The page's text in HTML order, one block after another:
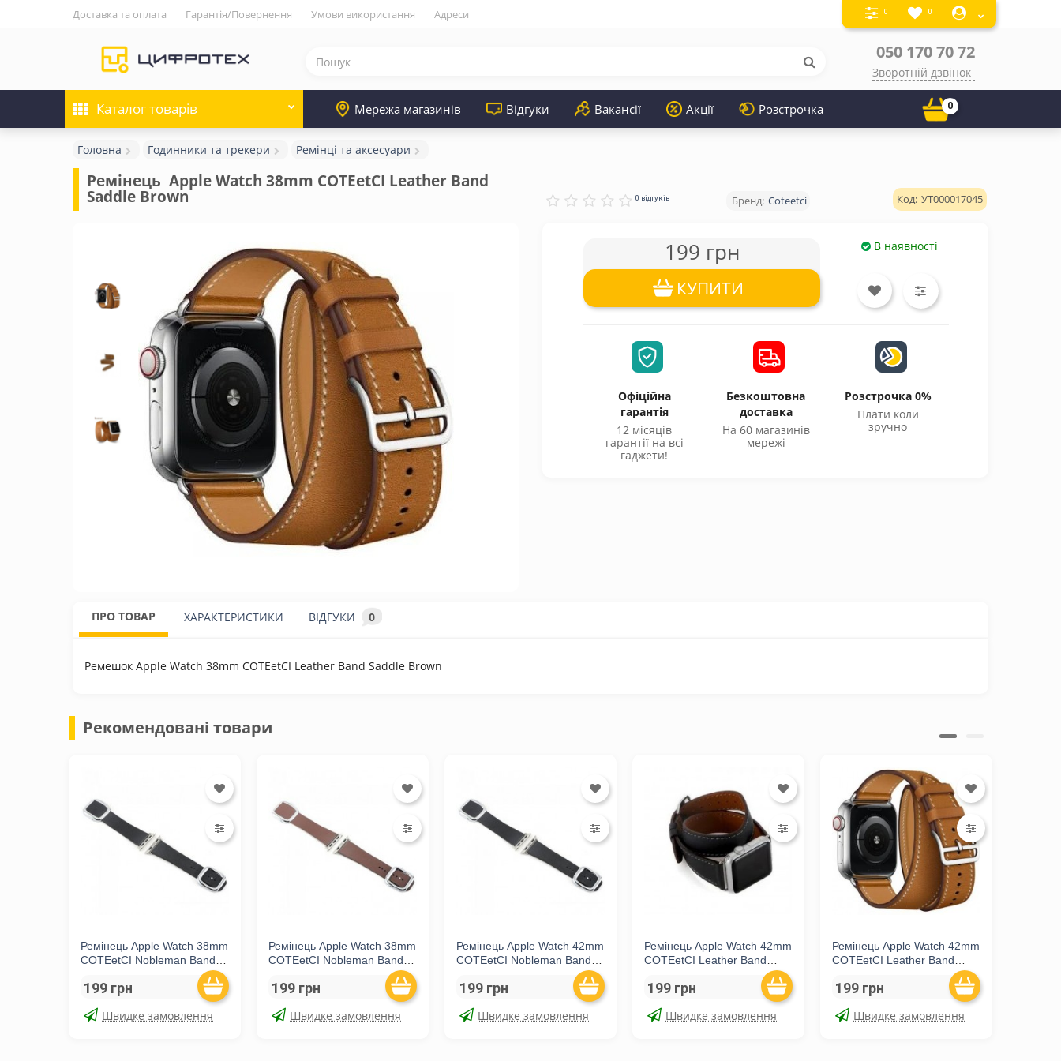
Доставка та оплата Гарантія/Повернення Умови використання Адреси 0 0
050 170 70 72
Зворотній дзвінок
Каталогтоварів Мережа магазинів Відгуки Вакансії Акції Розстрочка 0
Головна Годинники та трекери Ремінці та аксесуари
Ремінець  Apple Watch 38mm COTEetCI Leather Band
Saddle Brown 0 відгуків Coteetci УТ000017045
199 грн В наявності
КУПИТИ
Офіційна
гарантія
12 місяців
гарантії на всі
гаджети!
Безкоштовна
доставка
На 60 магазинів
мережі
Розстрочка 0%
Плати коли
зручно
ПРО ТОВАР ХАРАКТЕРИСТИКИ ВІДГУКИ 0
Ремешок Apple Watch 38mm COTEetCI Leather Band Saddle Brown
Рекомендовані товари
Ремінець Apple Watch 38mm
COTEetCI Nobleman Band
199 грн
Швидке замовлення
Ремінець Apple Watch 38mm
COTEetCI Nobleman Band
199 грн
Швидке замовлення
Ремінець Apple Watch 42mm
COTEetCI Nobleman Band
199 грн
Швидке замовлення
Ремінець Apple Watch 42mm
COTEetCI Leather Band
199 грн
Швидке замовлення
Ремінець Apple Watch 42mm
COTEetCI Leather Band
199 грн
Швидке замовлення